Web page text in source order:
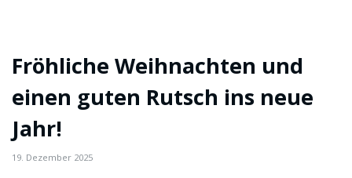
Fröhliche Weihnachten und
einen guten Rutsch ins neue
Jahr!
19. Dezember 2025